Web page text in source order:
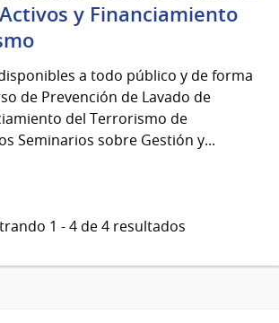
y Financiamiento
a todo público y de forma
de Prevención de Lavado de
del Terrorismo de
Seminarios sobre Gestión y...
1 - 4 de 4 resultados